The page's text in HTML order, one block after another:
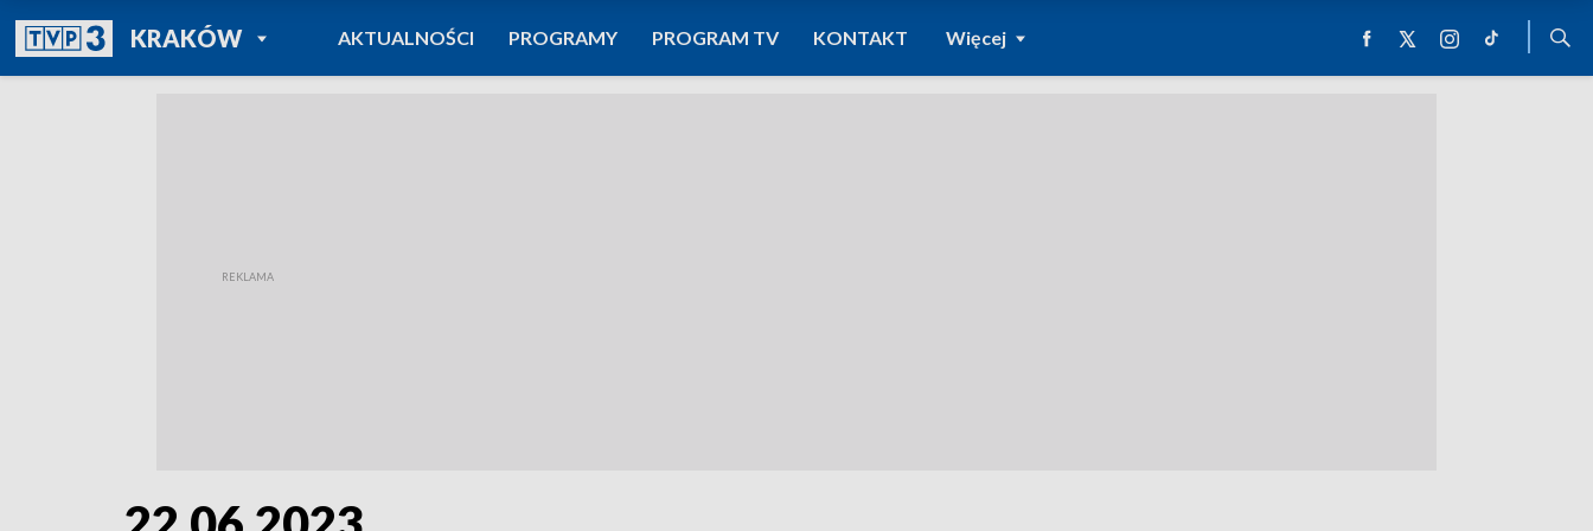
KRAKÓWPOWRÓT DO
TVP REGIONY
AKTUALNOŚCI PROGRAMY PROGRAM TV KONTAKT Więcej